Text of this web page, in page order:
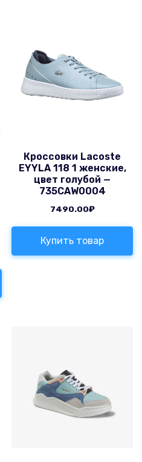
Кроссовки Lacoste
EYYLA 118 1 женские,
цвет голубой —
735CAW0004
7490.00₽
Купить товар